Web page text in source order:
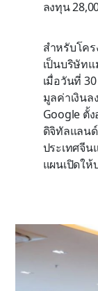
ลงทุน
สำหรับโค
เป็นบริษัท
เมื่อวันที่
มูลค่าเงินล
Google ตั้
ดิจิทัลแลนด์
ประเทศจีน
แผนเปิดให้